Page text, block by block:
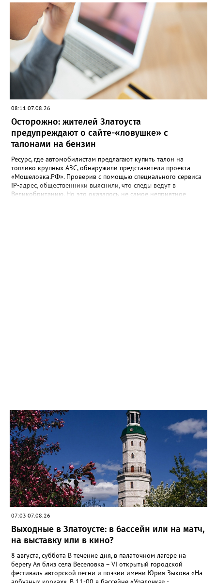
прослушивания участников, мастер-классы от ведущих
наставников, выступления победителей прошлых лет и
приглашённых артистов», - сообщает оргкомитет. Вход на все
фестивальные мероприятия будет свободным. В 2025 году в
фестивале участвовали 26 финалистов из городов
Челябинской, Свердловской, Курганской, Оренбургской
областей, Ханты-Мансийского автономного округа и
Республики Башкортостан. Приглашённой звездой стал
идейный вдохновитель, организатор фестиваля, эстрадный
певец, победитель главного патриотического конкурса страны
«Солдатский конверт», лауреат премии в области культуры и
искусства «Золотая лира», участник телевизионных проектов
на Первом канале, обладатель звания «Голос страны» Алексей
Ковин.
08:11 07.08.26
Осторожно: жителей Златоуста
предупреждают о сайте-«ловушке» с
талонами на бензин
Ресурс, где автомобилистам предлагают купить талон на
топливо крупных АЗС, обнаружили представители проекта
«Мошеловка.РФ». Проверив с помощью специального сервиса
IP-адрес, общественники выяснили, что следы ведут в
Великобританию. Но это оказалось не самое неприятное
07:03 07.08.26
Выходные в Златоусте: в бассейн или на матч,
на выставку или в кино?
8 августа, суббота В течение дня, в палаточном лагере на
берегу Ая близ села Веселовка – VI открытый городской
фестиваль авторской песни и поэзии имени Юрия Зыкова «На